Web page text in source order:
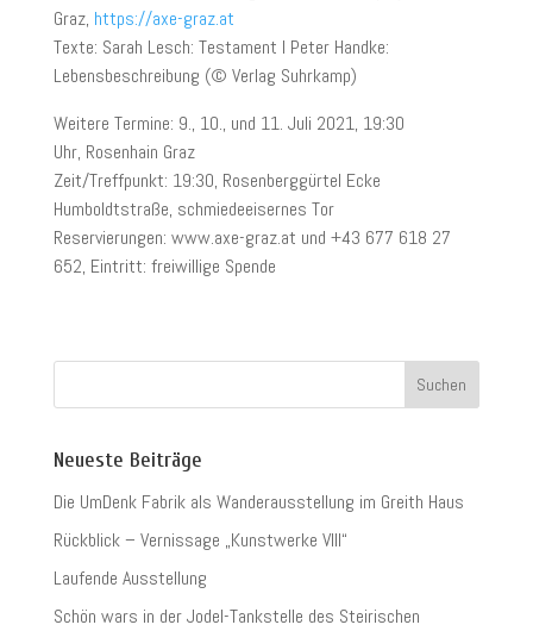
Graz, https://axe-graz.at
Texte: Sarah Lesch: Testament I Peter Handke:
Lebensbeschreibung (© Verlag Suhrkamp)
Weitere Termine: 9., 10., und 11. Juli 2021, 19:30
Uhr, Rosenhain Graz
Zeit/Treffpunkt: 19:30, Rosenberggürtel Ecke
Humboldtstraße, schmiedeeisernes Tor
Reservierungen: www.axe-graz.at und +43 677 618 27
652, Eintritt: freiwillige Spende
Neueste Beiträge
Die UmDenk Fabrik als Wanderausstellung im Greith Haus
Rückblick – Vernissage „Kunstwerke VIII“
Laufende Ausstellung
Schön wars in der Jodel-Tankstelle des Steirischen